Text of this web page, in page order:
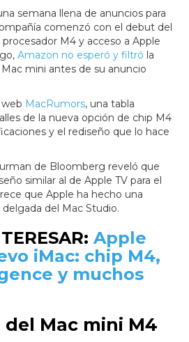
semana llena de anuncios para
comenzó con el debut del
M4 y acceso a Apple
Amazon no esperó y filtró la
mini antes de su anuncio
MacRumors, una tabla
de la nueva opción de chip M4
y el rediseño que lo hace
de Bloomberg reveló que
similar al de Apple TV para el
que Apple ha hecho una
del Mac Studio.
Apple
iMac: chip M4,
y muchos
del Mac mini M4